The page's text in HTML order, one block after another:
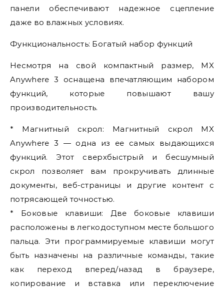
панели обеспечивают надежное сцепление
даже во влажных условиях.
Функциональность: Богатый набор функций
Несмотря на свой компактный размер, MX
Anywhere 3 оснащена впечатляющим набором
функций, которые повышают вашу
производительность.
* Магнитный скрол: Магнитный скрол MX
Anywhere 3 — одна из ее самых выдающихся
функций. Этот сверхбыстрый и бесшумный
скрол позволяет вам прокручивать длинные
документы, веб-страницы и другие контент с
потрясающей точностью.
* Боковые клавиши: Две боковые клавиши
расположены в легкодоступном месте большого
пальца. Эти программируемые клавиши могут
быть назначены на различные команды, такие
как переход вперед/назад в браузере,
копирование и вставка или переключение